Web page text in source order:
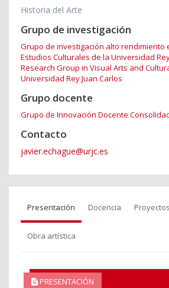
Historia del Arte
Grupo de investigación
Grupo de investigación alto rendimiento
Estudios Culturales de la Universidad
Research Group in Visual Arts and
Universidad Rey Juan Carlos
Grupo docente
Grupo de Innovación Docente
Contacto
javier.echague@urjc.es
Presentación Docencia Proyectos
Obra artística
PRESENTACIÓN